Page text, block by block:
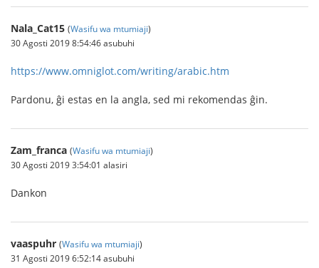
Nala_Cat15 (Wasifu wa mtumiaji)
30 Agosti 2019 8:54:46 asubuhi
https://www.omniglot.com/writing/arabic.htm
Pardonu, ĝi estas en la angla, sed mi rekomendas ĝin.
Zam_franca (Wasifu wa mtumiaji)
30 Agosti 2019 3:54:01 alasiri
Dankon
vaaspuhr (Wasifu wa mtumiaji)
31 Agosti 2019 6:52:14 asubuhi